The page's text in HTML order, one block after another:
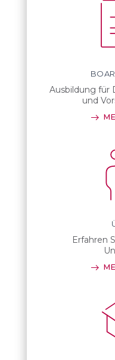
Ausbildung für
und
Erfahren